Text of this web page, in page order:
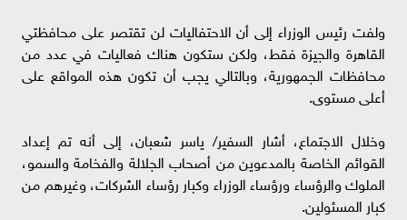
ولفت رئيس الوزراء إلى أن الاحتفاليات لن تقتصر على محافظتي
القاهرة والجيزة فقط، ولكن ستكون هناك فعاليات في عدد من
محافظات الجمهورية، وبالتالي يجب أن تكون هذه المواقع على
أعلى مستوى.
وخلال الاجتماع، أشار السفير/ ياسر شعبان، إلى أنه تم إعداد
القوائم الخاصة بالمدعوين من أصحاب الجلالة والفخامة والسمو،
الملوك والرؤساء ورؤساء الوزراء وكبار رؤساء الشركات، وغيرهم من
كبار المسئولين.